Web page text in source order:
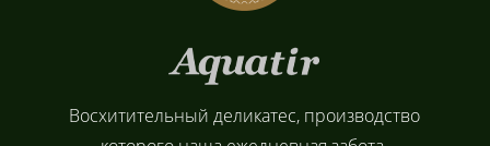
Восхитительный деликатес, производство